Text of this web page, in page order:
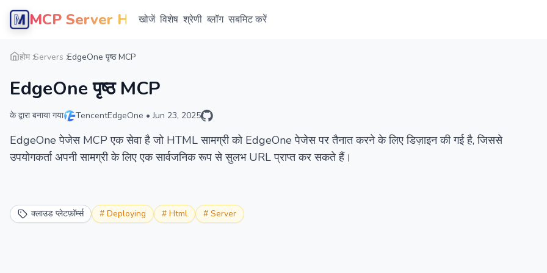
MCP Server Hubखोजें विशेष श्रेणी ब्लॉग सबमिट करें
होम Servers EdgeOne पृष्ठ MCP
EdgeOne पृष्ठ MCP
के द्वारा बनाया गया TencentEdgeOne • Jun 23, 2025
EdgeOne पेजेस MCP एक सेवा है जो HTML सामग्री को EdgeOne पेजेस पर तैनात करने के लिए डिज़ाइन की गई है, जिससे
उपयोगकर्ता अपनी सामग्री के लिए एक सार्वजनिक रूप से सुलभ URL प्राप्त कर सकते हैं।
क्लाउड प्लेटफ़ॉर्म्स # Deploying # Html # Server